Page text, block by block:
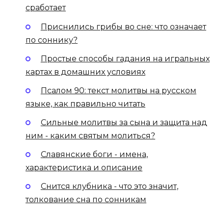
сработает
Приснились грибы во сне: что означает
по соннику?
Простые способы гадания на игральных
картах в домашних условиях
Псалом 90: текст молитвы на русском
языке, как правильно читать
Сильные молитвы за сына и защита над
ним - каким святым молиться?
Славянские боги - имена,
характеристика и описание
Снится клубника - что это значит,
толкование сна по сонникам